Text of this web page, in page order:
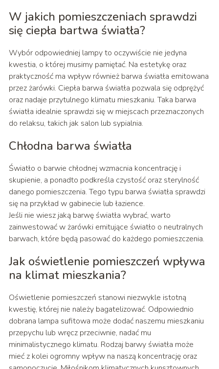
W jakich pomieszczeniach sprawdzi
się ciepła bartwa światła?
Wybór odpowiedniej lampy to oczywiście nie jedyna
kwestia, o której musimy pamiętać. Na estetykę oraz
praktyczność ma wpływ również barwa światła emitowana
przez żarówki. Ciepła barwa światła pozwala się odprężyć
oraz nadaje przytulnego klimatu mieszkaniu. Taka barwa
światła idealnie sprawdzi się w miejscach przeznaczonych
do relaksu, takich jak salon lub sypialnia.
Chłodna barwa światła
Światło o barwie chłodnej wzmacnia koncentrację i
skupienie, a ponadto podkreśla czystość oraz sterylność
danego pomieszczenia. Tego typu barwa światła sprawdzi
się na przykład w gabinecie lub łazience.
Jeśli nie wiesz jaką barwę światła wybrać, warto
zainwestować w żarówki emitujące światło o neutralnych
barwach, które będą pasować do każdego pomieszczenia.
Jak oświetlenie pomieszczeń wpływa
na klimat mieszkania?
Oświetlenie pomieszczeń stanowi niezwykle istotną
kwestię, której nie należy bagatelizować. Odpowiednio
dobrana lampa sufitowa może dodać naszemu mieszkaniu
przepychu lub wręcz przeciwnie, nadać mu
minimalistycznego klimatu. Rodzaj barwy światła może
mieć z kolei ogromny wpływ na naszą koncentrację oraz